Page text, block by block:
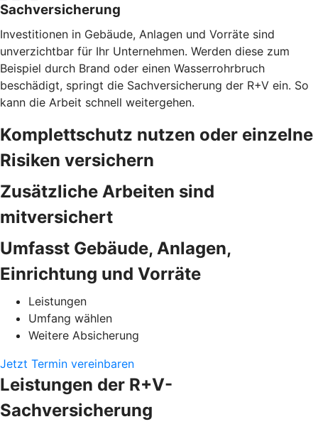
Sachversicherung
Investitionen in Gebäude, Anlagen und Vorräte sind
unverzichtbar für Ihr Unternehmen. Werden diese zum
Beispiel durch Brand oder einen Wasserrohrbruch
beschädigt, springt die Sachversicherung der R+V ein. So
kann die Arbeit schnell weitergehen.
Komplettschutz nutzen oder einzelne
Risiken versichern
Zusätzliche Arbeiten sind
mitversichert
Umfasst Gebäude, Anlagen,
Einrichtung und Vorräte
Leistungen
Umfang wählen
Weitere Absicherung
Jetzt Termin vereinbaren
Leistungen der R+V-
Sachversicherung